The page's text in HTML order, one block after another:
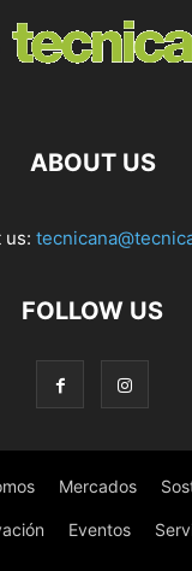
ABOUT US
us:
FOLLOW US
Mercados
Eventos